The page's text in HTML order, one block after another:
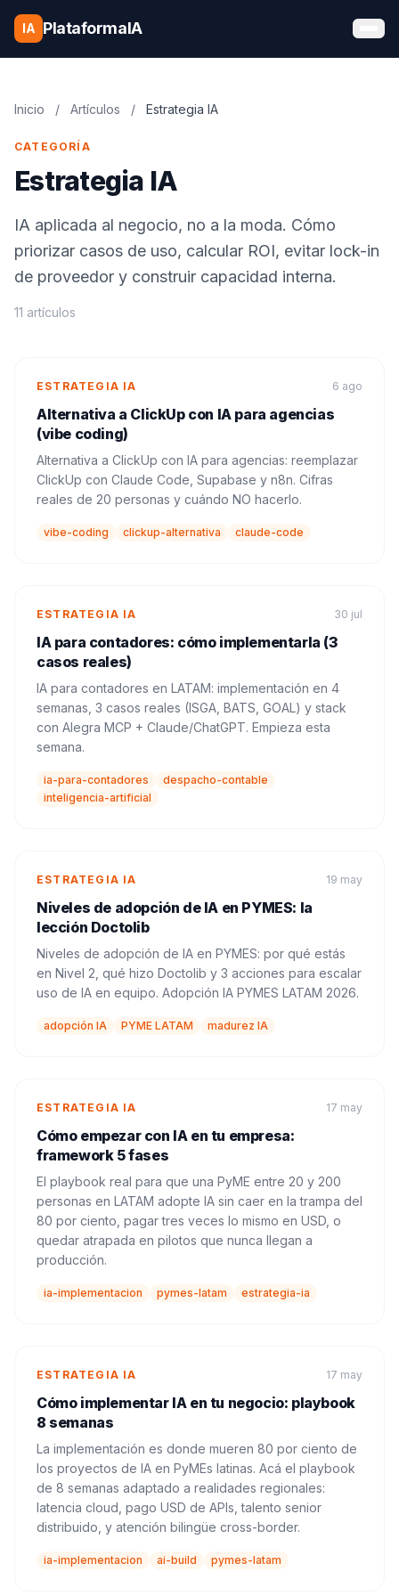
Saltar al contenido
IA PlataformaIA
Inicio / Artículos / Estrategia IA
CATEGORÍA
Estrategia IA
IA aplicada al negocio, no a la moda. Cómo
priorizar casos de uso, calcular ROI, evitar lock-in
de proveedor y construir capacidad interna.
11 artículos
ESTRATEGIA IA 6 ago
Alternativa a ClickUp con IA para agencias
(vibe coding)
Alternativa a ClickUp con IA para agencias: reemplazar
ClickUp con Claude Code, Supabase y n8n. Cifras
reales de 20 personas y cuándo NO hacerlo.
vibe-coding clickup-alternativa claude-code
ESTRATEGIA IA 30 jul
IA para contadores: cómo implementarla (3
casos reales)
IA para contadores en LATAM: implementación en 4
semanas, 3 casos reales (ISGA, BATS, GOAL) y stack
con Alegra MCP + Claude/ChatGPT. Empieza esta
semana.
ia-para-contadores
despacho-contable
inteligencia-artificial
ESTRATEGIA IA 19 may
Niveles de adopción de IA en PYMES: la
lección Doctolib
Niveles de adopción de IA en PYMES: por qué estás
en Nivel 2, qué hizo Doctolib y 3 acciones para escalar
uso de IA en equipo. Adopción IA PYMES LATAM 2026.
adopción IA PYME LATAM madurez IA
ESTRATEGIA IA 17 may
Cómo empezar con IA en tu empresa:
framework 5 fases
El playbook real para que una PyME entre 20 y 200
personas en LATAM adopte IA sin caer en la trampa del
80 por ciento, pagar tres veces lo mismo en USD, o
quedar atrapada en pilotos que nunca llegan a
producción.
ia-implementacion pymes-latam estrategia-ia
ESTRATEGIA IA 17 may
Cómo implementar IA en tu negocio: playbook
8 semanas
La implementación es donde mueren 80 por ciento de
los proyectos de IA en PyMEs latinas. Acá el playbook
de 8 semanas adaptado a realidades regionales:
latencia cloud, pago USD de APIs, talento senior
distribuido, y atención bilingüe cross-border.
ia-implementacion ai-build pymes-latam